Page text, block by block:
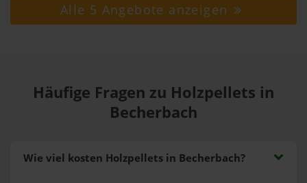
Alle 5 Angebote anzeigen
Häufige Fragen zu Holzpellets in
Becherbach
Wie viel kosten Holzpellets in Becherbach?